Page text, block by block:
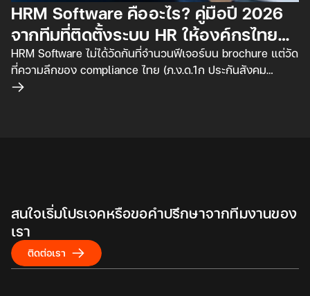
HRM Software คืออะไร? คู่มือปี 2026
จากทีมที่ติดตั้งระบบ HR ให้องค์กรไทย
จริง
HRM Software ไม่ได้วัดกันที่จำนวนฟีเจอร์บน brochure แต่วัด
ที่ความลึกของ compliance ไทย (ภ.ง.ด.1ก ประกันสังคม
PDPA) และความยืดหยุ่นกับกระบวนการจริง บทความนี้รวมทั้ง
อ่านเพิ่มเติม
สนใจเริ่มโปรเจคหรือขอคำปรึกษาจากทีมงานของ
เรา
ติดต่อเรา